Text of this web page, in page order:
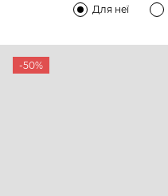
Для неї
-50%